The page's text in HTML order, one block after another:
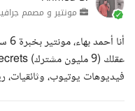
مونتير و مصمم
فيديوهات يوتيوب، وثائقيات،